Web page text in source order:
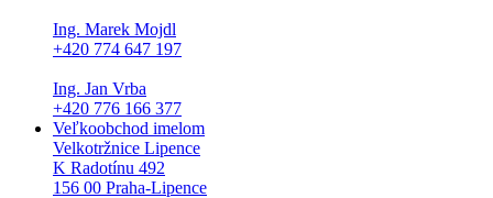
Ing. Marek Mojdl
+420 774 647 197
Ing. Jan Vrba
+420 776 166 377
Veľkoobchod imelom
Velkotržnice Lipence
K Radotínu 492
156 00 Praha-Lipence